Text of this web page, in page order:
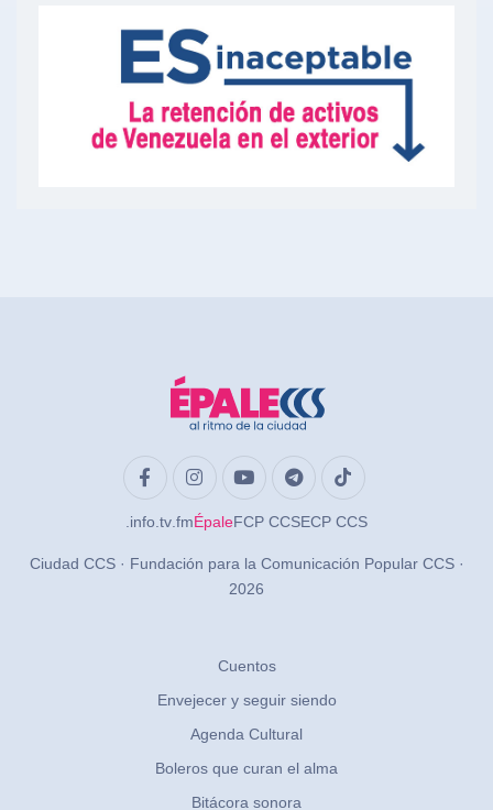
.info .tv .fmÉpaleFCP CCSECP CCS
Ciudad CCS · Fundación para la Comunicación Popular CCS ·
2026
Cuentos
Envejecer y seguir siendo
Agenda Cultural
Boleros que curan el alma
Bitácora sonora